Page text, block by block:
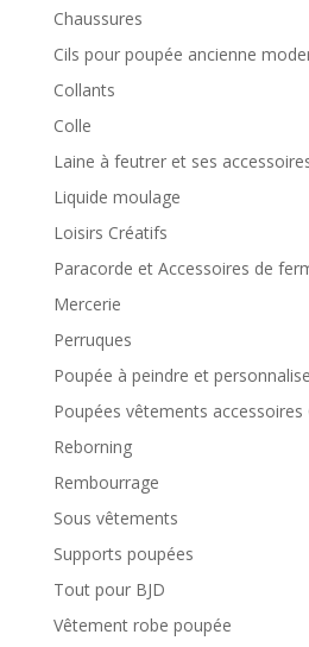
Chaussures
Cils pour poupée ancienne
Collants
Colle
Laine à feutrer et ses
Liquide moulage
Loisirs Créatifs
Paracorde et Accessoires de
Mercerie
Perruques
Poupée à peindre et
Poupées vêtements accessoires
Reborning
Rembourrage
Sous vêtements
Supports poupées
Tout pour BJD
Vêtement robe poupée